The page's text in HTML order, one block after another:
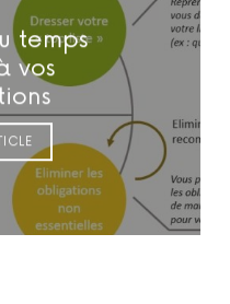
temps
vos